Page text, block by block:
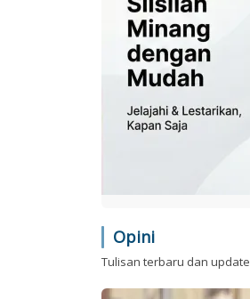
Opini
Tulisan terbaru dan update